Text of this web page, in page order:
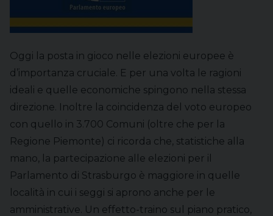
Oggi la posta in gioco nelle elezioni europee è
d’importanza cruciale. E per una volta le ragioni
ideali e quelle economiche spingono nella stessa
direzione. Inoltre la coincidenza del voto europeo
con quello in 3.700 Comuni (oltre che per la
Regione Piemonte) ci ricorda che, statistiche alla
mano, la partecipazione alle elezioni per il
Parlamento di Strasburgo è maggiore in quelle
località in cui i seggi si aprono anche per le
amministrative. Un effetto-traino sul piano pratico,